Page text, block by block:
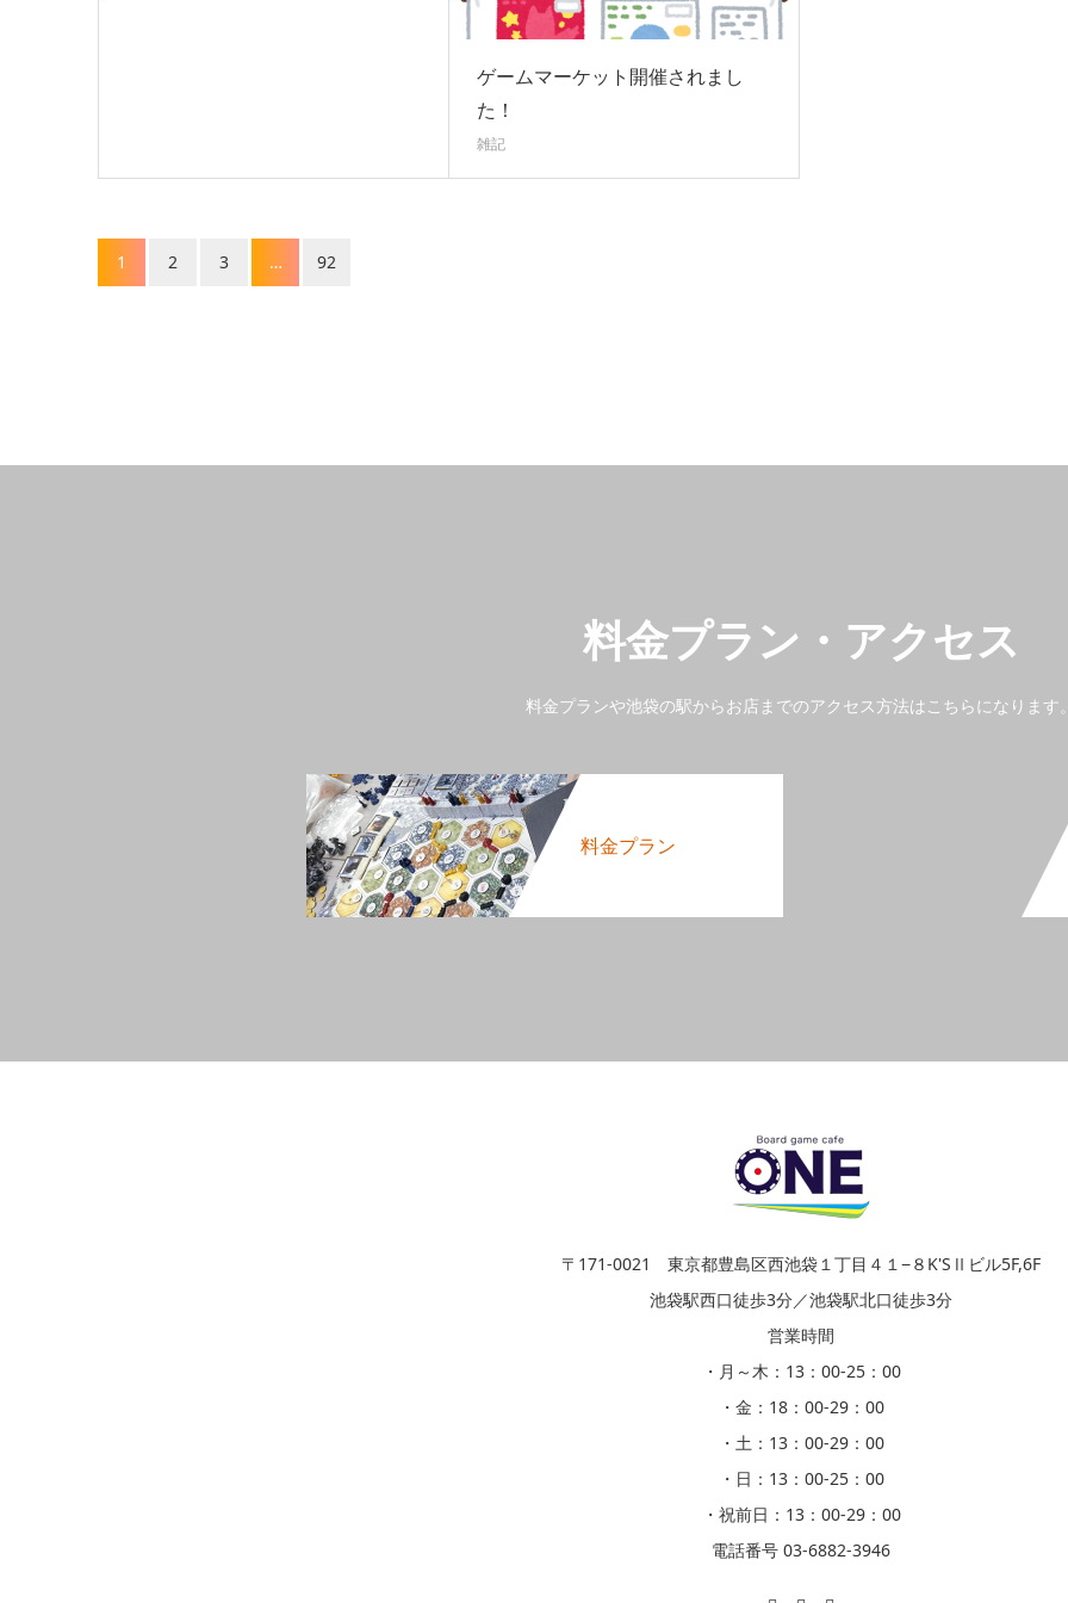
ゲームマーケット開催されまし
た！
雑記
1 2 3 … 92
料金プラン・アクセス
料金プランや池袋の駅からお店までのアクセス方法はこちらになります。
料金プラン
〒171-0021 東京都豊島区西池袋１丁目４１−８K'SⅡビル5F,6F
池袋駅西口徒歩3分／池袋駅北口徒歩3分
営業時間
・月～木：13：00-25：00
・金：18：00-29：00
・土：13：00-29：00
・日：13：00-25：00
・祝前日：13：00-29：00
電話番号 03-6882-3946